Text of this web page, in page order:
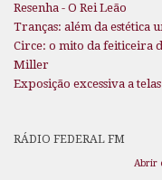
Resenha - O Rei Leão
Tranças: além da estética
Circe: o mito da feiticeira
Miller
Exposição excessiva a
RÁDIO FEDERAL FM
Abrir